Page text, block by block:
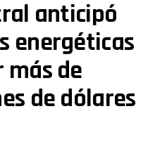
anticipó
energéticas
más de
de dólares